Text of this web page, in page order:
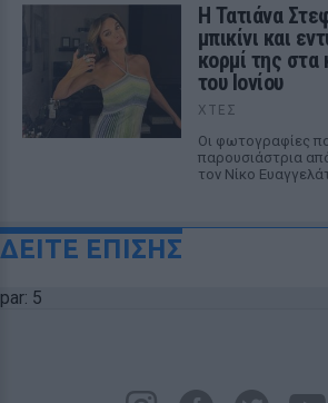
Η Τατιάνα
μπικίνι και
κορμί της στα
του Ιονίου
ΧΤΕΣ
Οι φωτογραφίες
παρουσιάστρια
τον Νίκο
ΔΕΙΤΕ ΕΠΙΣΗΣ
par: 5